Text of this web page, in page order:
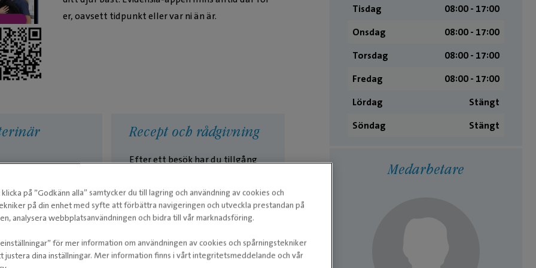
er, oavsett tidpunkt eller var ni än är.
Vi bedömer
och guidar dig
vård krävs.
Recept och rådgivning
Efter ett besök har du tillgång
frågor kan du enkelt boka ett
nytt besök i appen hos
Onlineveterinären eller på klinik.
Tisdag
08:00 ­- 17:00
Onsdag
08:00 ­- 17:00
Torsdag
08:00 ­- 17:00
Fredag
08:00 ­- 17:00
Lördag
Stängt
Söndag
Stängt
Medarbetare
på ”Godkänn alla” samtycker du till lagring och användning av cookies och
på din enhet med syfte att förbättra navigeringen och utveckla prestandan på
analysera webbplatsanvändningen och bidra till vår marknadsföring.
för mer information om användningen av cookies och spårningstekniker
justera dina inställningar. Mer information finns i vårt integritetsmeddelande och vår